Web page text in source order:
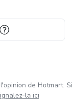
de Hotmart. Si
la ici